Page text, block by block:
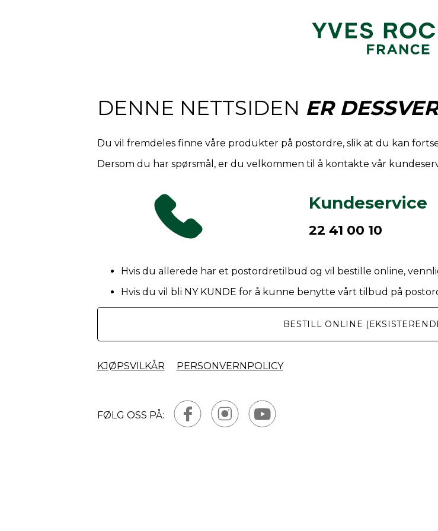
DENNE NETTSIDEN ER
Du vil fremdeles finne våre produkter på postordre, slik at du kan
Dersom du har spørsmål, er du velkommen til å kontakte vår
Kundeservice
22 41 00 10
Hvis du allerede har et postordretilbud og vil bestille online,
Hvis du vil bli NY KUNDE for å kunne benytte vårt tilbud på
BESTILL ONLINE
KJØPSVILKÅR PERSONVERNPOLICY
FØLG OSS PÅ: